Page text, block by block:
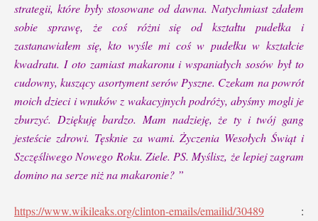
strategii, które były stosowane od dawna. Natychmiast zdałem
sobie sprawę, że coś różni się od kształtu pudełka i
zastanawiałem się, kto wyśle ​​mi coś w pudełku w kształcie
kwadratu. I oto zamiast makaronu i wspaniałych sosów był to
cudowny, kuszący asortyment serów Pyszne. Czekam na powrót
moich dzieci i wnuków z wakacyjnych podróży, abyśmy mogli je
zburzyć. Dziękuję bardzo. Mam nadzieję, że ty i twój gang
jesteście zdrowi. Tęsknie za wami. Życzenia Wesołych Świąt i
Szczęśliwego Nowego Roku. Ziele. PS. Myślisz, że lepiej zagram
domino na serze niż na makaronie? ”
https://www.wikileaks.org/clinton-emails/emailid/30489 :